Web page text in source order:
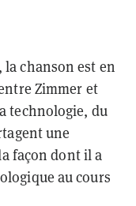
la chanson est en
Zimmer et
technologie, du
une
façon dont il a
au cours